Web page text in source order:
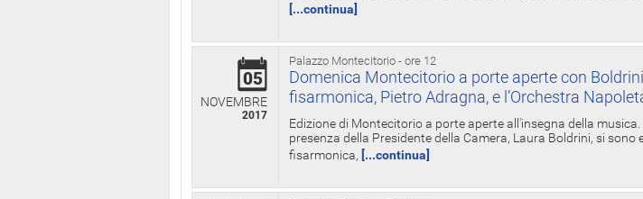
[...continua]
Palazzo Montecitorio - ore 12
05
NOVEMBRE
2017
Domenica Montecitorio a porte aperte con
fisarmonica, Pietro Adragna, e l’Orchestra
Edizione di Montecitorio a porte aperte all'insegna della
presenza della Presidente della Camera, Laura Boldrini, si
fisarmonica, [...continua]